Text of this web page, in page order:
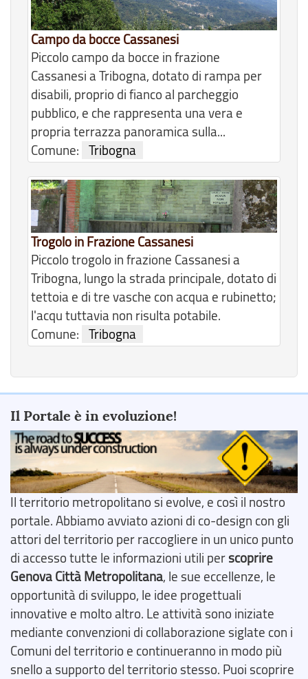
Campo da bocce Cassanesi
Piccolo campo da bocce in frazione
Cassanesi a Tribogna, dotato di rampa per
disabili, proprio di fianco al parcheggio
pubblico, e che rappresenta una vera e
propria terrazza panoramica sulla...
Comune: Tribogna
Trogolo in Frazione Cassanesi
Piccolo trogolo in frazione Cassanesi a
Tribogna, lungo la strada principale, dotato di
tettoia e di tre vasche con acqua e rubinetto;
l'acqu tuttavia non risulta potabile.
Comune: Tribogna
Il Portale è in evoluzione!
Il territorio metropolitano si evolve, e così il nostro
portale. Abbiamo avviato azioni di co-design con gli
attori del territorio per raccogliere in un unico punto
di accesso tutte le informazioni utili perscoprire
Genova Città Metropolitana, le sue eccellenze, le
opportunità di sviluppo, le idee progettuali
innovative e molto altro. Le attività sono iniziate
mediante convenzioni di collaborazione siglate con i
Comuni del territorio e continueranno in modo più
snello a supporto del territorio stesso. Puoi scoprire